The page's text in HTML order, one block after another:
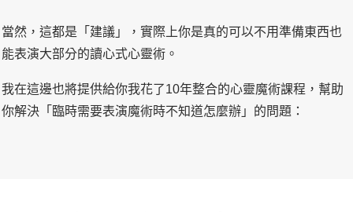
當然，這都是「建議」，實際上你是真的可以不用準備東西也
能表演大部分的讀心式心靈術。
我在這邊也將提供給你我花了10年整合的心靈魔術課程，幫助
你解決「臨時需要表演魔術時不知道怎麼辦」的問題：